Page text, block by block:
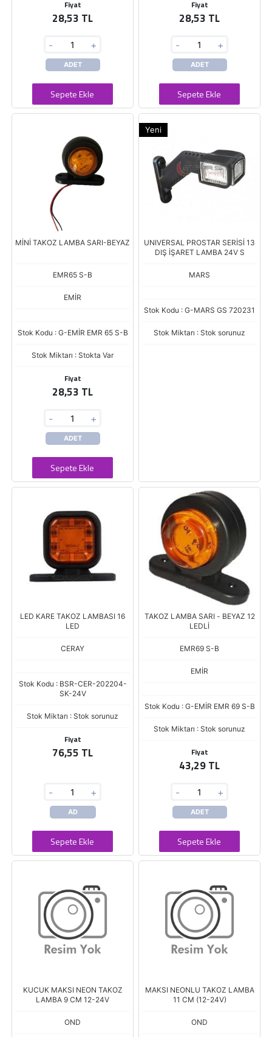
Fiyat
28,53 TL
- +
ADET
Sepete Ekle
Fiyat
28,53 TL
- +
ADET
Sepete Ekle
MİNİ TAKOZ LAMBA SARI-BEYAZ
EMR65 S-B
EMİR
Stok Kodu : G-EMİR EMR 65 S-B
Stok Miktarı : Stokta Var
Fiyat
28,53 TL
- +
ADET
Sepete Ekle
Yeni
UNIVERSAL PROSTAR SERİSİ 13
DIŞ İŞARET LAMBA 24V S
MARS
Stok Kodu : G-MARS GS 720231
Stok Miktarı : Stok sorunuz
LED KARE TAKOZ LAMBASI 16
LED
CERAY
Stok Kodu : BSR-CER-202204-
SK-24V
Stok Miktarı : Stok sorunuz
Fiyat
76,55 TL
- +
AD
Sepete Ekle
TAKOZ LAMBA SARI - BEYAZ 12
LEDLİ
EMR69 S-B
EMİR
Stok Kodu : G-EMİR EMR 69 S-B
Stok Miktarı : Stok sorunuz
Fiyat
43,29 TL
- +
ADET
Sepete Ekle
KUCUK MAKSI NEON TAKOZ
LAMBA 9 CM 12-24V
OND
MAKSI NEONLU TAKOZ LAMBA
11 CM (12-24V)
OND